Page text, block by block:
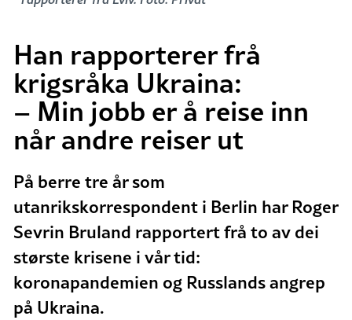
Han rapporterer frå
krigsråka Ukraina:
– Min jobb er å reise inn
når andre reiser ut
På berre tre år som
utanrikskorrespondent i Berlin har Roger
Sevrin Bruland rapportert frå to av dei
største krisene i vår tid:
koronapandemien og Russlands angrep
på Ukraina.